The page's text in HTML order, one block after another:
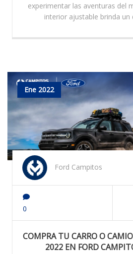
experimentar las aventuras del
interior ajustable brinda
Ene 2022
Ford Campitos
0
COMPRA TU CARRO O
2022 EN FORD